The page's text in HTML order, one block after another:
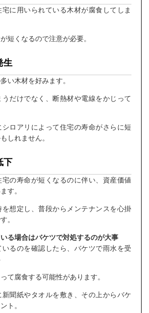
に用いられている木材が腐食してしま
短くなるので注意が必要。
生
い木材を好みます。
うだけでなく、断熱材や電線をかじって
シロアリによって住宅の寿命がさらに短
しれません。
下
の寿命が短くなるのに伴い、資産価値
す。
想定し、普段からメンテナンスを心掛
。
る場合はバケツで対処するのが大事
るのを確認したら、バケツで雨水を受
て腐食する可能性があります。
聞紙やタオルを敷き、その上からバケ
ト。